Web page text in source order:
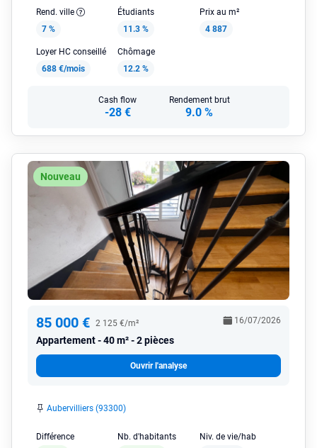
Rend. ville
7 %
Étudiants
11.3 %
Prix au m²
4 887
Loyer HC conseillé
688 €/mois
Chômage
12.2 %
Cash flow
-28 €
Rendement brut
9.0 %
Nouveau
85 000 € 2 125 €/m²
Appartement 40 m² - 2 pièces
16/07/2026
Ouvrir l'analyse
Aubervilliers (93300)
Différence
Nb. d'habitants
Niv. de vie/hab